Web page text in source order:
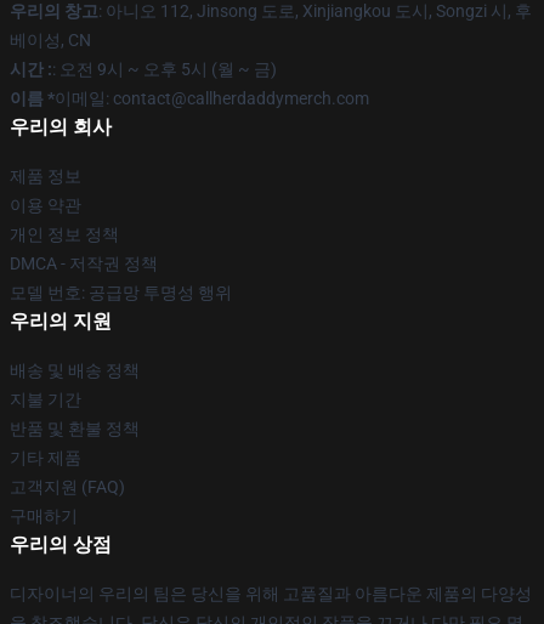
우리의 창고: 아니오 112, Jinsong 도로, Xinjiangkou 도시, Songzi 시, 후
베이성, CN
시간 :: 오전 9시 ~ 오후 5시 (월 ~ 금)
이름 *이메일: contact@callherdaddymerch.com
우리의 회사
제품 정보
이용 약관
개인 정보 정책
DMCA - 저작권 정책
모델 번호: 공급망 투명성 행위
우리의 지원
배송 및 배송 정책
지불 기간
반품 및 환불 정책
기타 제품
고객지원 (FAQ)
구매하기
우리의 상점
디자이너의 우리의 팀은 당신을 위해 고품질과 아름다운 제품의 다양성